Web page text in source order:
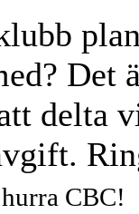
Det
delta
hurra CBC!